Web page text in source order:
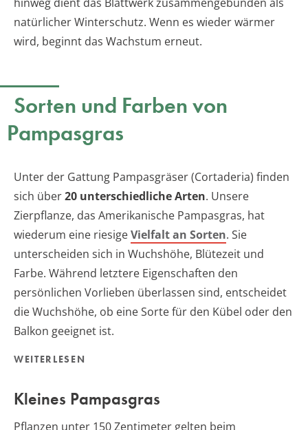
natürlicher Winterschutz. Wenn es wieder wärmer
wird, beginnt das Wachstum erneut.
Sorten und Farben von
Pampasgras
Unter der Gattung Pampasgräser (Cortaderia) finden
sich über20 unterschiedliche Arten. Unsere
Zierpflanze, das Amerikanische Pampasgras, hat
wiederum eine riesigeVielfalt an Sorten. Sie
unterscheiden sich in Wuchshöhe, Blütezeit und
Farbe. Während letztere Eigenschaften den
persönlichen Vorlieben überlassen sind, entscheidet
die Wuchshöhe, ob eine Sorte für den Kübel oder den
Balkon geeignet ist.
WEITERLESEN
Kleines Pampasgras
Pflanzen unter 150 Zentimeter gelten beim